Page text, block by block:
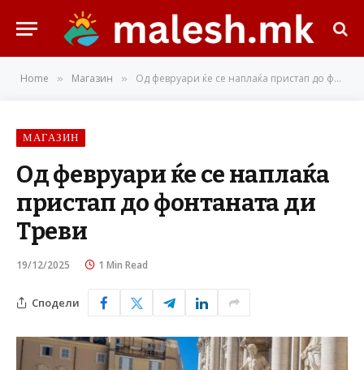
Home » Магазин » Од февруари ќе се наплаќа пристап до фонтаната ди Треви
МАГАЗИН
Од февруари ќе се наплаќа
пристап до фонтаната ди
Треви
19/12/2025 1 Min Read
Сподели